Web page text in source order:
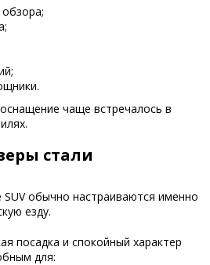
чаще встречалось в
стали
обычно настраиваются именно
езду.
посадка и спокойный характер
для: